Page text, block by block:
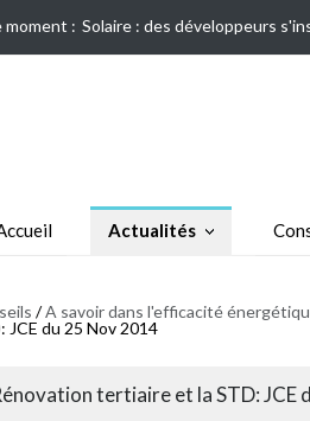
moment : Solaire : des développeurs
Actualités
/A savoir dans l'efficacité
JCE du 25 Nov 2014
tertiaire et la STD: JCE